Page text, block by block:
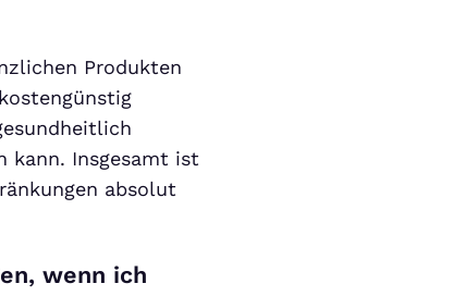
Produkten
kann. Insgesamt ist
absolut
wenn ich